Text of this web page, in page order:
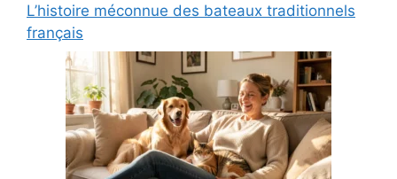
L’histoire méconnue des bateaux traditionnels
français